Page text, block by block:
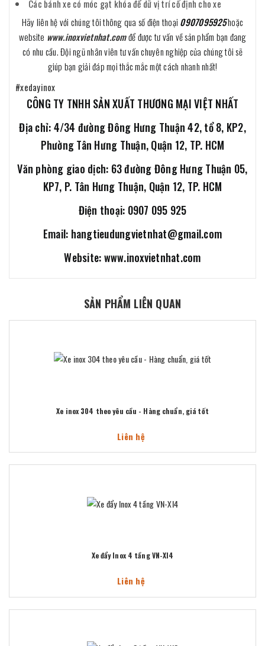
Các bánh xe có móc gạt khóa để dữ vị trí cố định cho xe
Hãy liên hệ với chúng tôi thông qua số điện thoại 0907095925hoặc
website www.inoxvietnhat.comđể được tư vấn về sản phẩm bạn đang
có nhu cầu. Đội ngũ nhân viên tư vấn chuyên nghiệp của chúng tôi sẽ
giúp bạn giải đáp mọi thắc mắc một cách nhanh nhất!
#xedayinox
CÔNG TY TNHH SẢN XUẤT THƯƠNG MẠI VIỆT NHẤT
Địa chỉ: 4/34 đường Đông Hưng Thuận 42, tổ 8, KP2,
Phường Tân Hưng Thuận, Quận 12, TP. HCM
Văn phòng giao dịch: 63 đường Đông Hưng Thuận 05,
KP7, P. Tân Hưng Thuận, Quận 12, TP. HCM
Điện thoại: 0907 095 925
Email: hangtieudungvietnhat@gmail.com
Website: www.inoxvietnhat.com
SẢN PHẨM LIÊN QUAN
Xe inox 304 theo yêu cầu - Hàng chuẩn, giá tốt
Liên hệ
Xe đẩy Inox 4 tầng VN-XI4
Liên hệ